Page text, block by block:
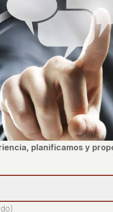
planificamos y